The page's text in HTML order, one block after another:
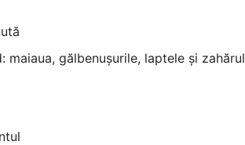
maiaua, gălbenușurile, laptele și zahărul